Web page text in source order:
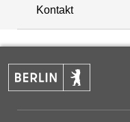
+
−
Kontakt